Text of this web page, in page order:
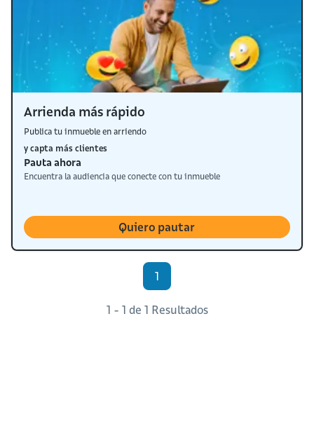
Arrienda más rápido
Publica tu inmueble en arriendo
y capta más clientes
Pauta ahora
Encuentra la audiencia que conecte con tu inmueble
Quiero pautar
1
1 - 1 de 1 Resultados